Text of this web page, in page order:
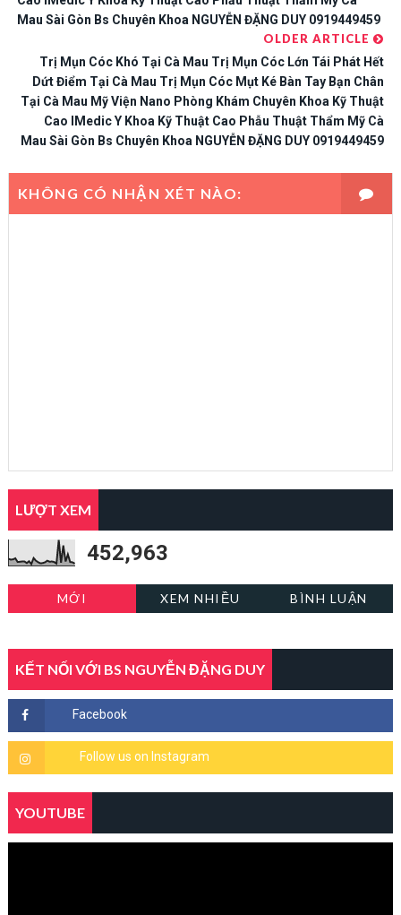
Mau Sài Gòn Bs Chuyên Khoa NGUYỄN ĐẶNG DUY 0919449459
OLDER ARTICLE
Trị Mụn Cóc Khó Tại Cà Mau Trị Mụn Cóc Lớn Tái Phát Hết
Dứt Điểm Tại Cà Mau Trị Mụn Cóc Mụt Ké Bàn Tay Bạn Chân
Tại Cà Mau Mỹ Viện Nano Phòng Khám Chuyên Khoa Kỹ Thuật
Cao IMedic Y Khoa Kỹ Thuật Cao Phẫu Thuật Thẩm Mỹ Cà
Mau Sài Gòn Bs Chuyên Khoa NGUYỄN ĐẶNG DUY 0919449459
KHÔNG CÓ NHẬN XÉT NÀO:
LƯỢT XEM
452,963
MỚI XEM NHIỀU BÌNH LUẬN
KẾT NỐI VỚI BS NGUYỄN ĐẶNG DUY
YOUTUBE